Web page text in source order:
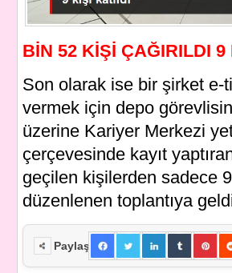
BİN 52 KİŞİ ÇAĞIRILDI 9
Son olarak ise bir şirket
vermek için depo
üzerine Kariyer Merkezi
çerçevesinde kayıt
geçilen kişilerden sadece
düzenlenen toplantıya
Paylaş